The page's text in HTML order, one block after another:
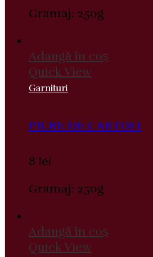
Gramaj: 250g
Adaugă în coș
Quick View
Garnituri
PIURE DE CARTOFI
8 lei
Gramaj: 250g
Adaugă în coș
Quick View